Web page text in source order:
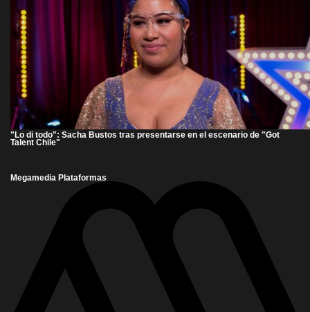
"Lo di todo": Sacha Bustos tras presentarse en el escenario de "Got
Talent Chile"
Megamedia Plataformas